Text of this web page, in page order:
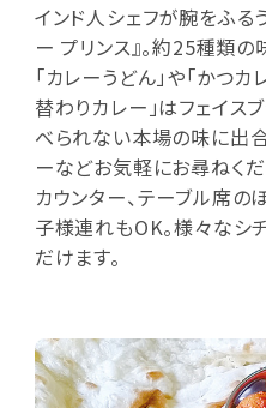
インド人シェフが腕をふる
ー プリンス』。約25種類
「カレーうどん」や「かつ
替わりカレー」はフェイス
べられない本場の味に出
ーなどお気軽にお尋ねくだ
カウンター、テーブル席の
子様連れもOK。様々なシ
だけます。